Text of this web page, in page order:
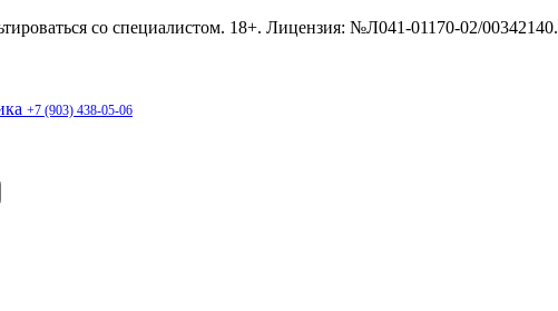
со специалистом. 18+. Лицензия: №Л041-01170-02/00342140.
+7 (903) 438-05-06